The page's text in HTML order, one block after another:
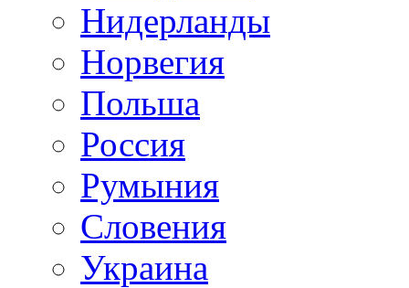
Нидерланды
Норвегия
Польша
Россия
Румыния
Словения
Украина